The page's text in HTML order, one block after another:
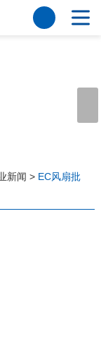
新闻 > EC风扇批